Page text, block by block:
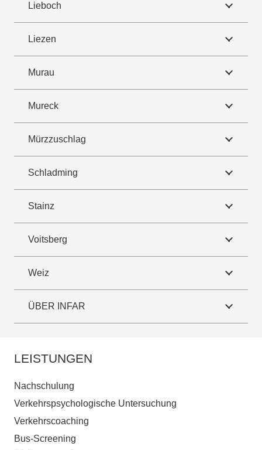
Lieboch
Liezen
Murau
Mureck
Mürzzuschlag
Schladming
Stainz
Voitsberg
Weiz
ÜBER INFAR
LEISTUNGEN
Nachschulung
Verkehrspsychologische Untersuchung
Verkehrscoaching
Bus-Screening